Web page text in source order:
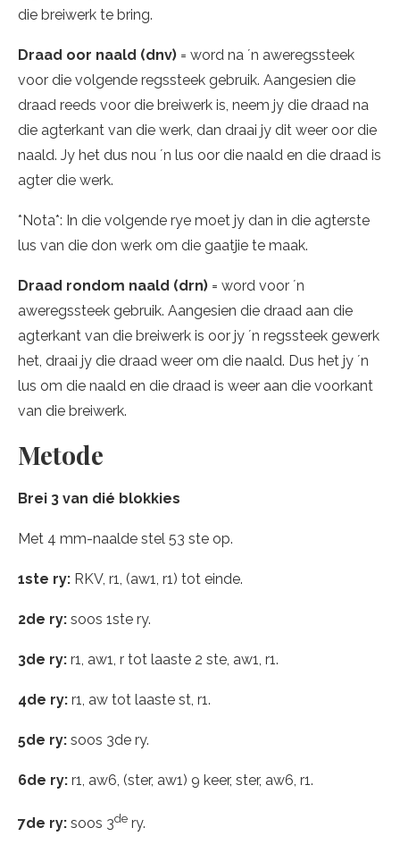
die breiwerk te bring.
Draad oor naald (dnv) = word na ´n aweregssteek
voor die volgende regssteek gebruik. Aangesien die
draad reeds voor die breiwerk is, neem jy die draad na
die agterkant van die werk, dan draai jy dit weer oor die
naald. Jy het dus nou ´n lus oor die naald en die draad is
agter die werk.
*Nota*: In die volgende rye moet jy dan in die agterste
lus van die don werk om die gaatjie te maak.
Draad rondom naald (drn) = word voor ´n
aweregssteek gebruik. Aangesien die draad aan die
agterkant van die breiwerk is oor jy ´n regssteek gewerk
het, draai jy die draad weer om die naald. Dus het jy ´n
lus om die naald en die draad is weer aan die voorkant
van die breiwerk.
Metode
Brei 3 van dié blokkies
Met 4 mm-naalde stel 53 ste op.
1ste ry: RKV, r1, (aw1, r1) tot einde.
2de ry: soos 1ste ry.
3de ry: r1, aw1, r tot laaste 2 ste, aw1, r1.
4de ry: r1, aw tot laaste st, r1.
5de ry: soos 3de ry.
6de ry: r1, aw6, (ster, aw1) 9 keer, ster, aw6, r1.
7de ry: soos 3de ry.